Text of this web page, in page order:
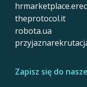
theprotocol.it
robota.ua
Zapisz się do